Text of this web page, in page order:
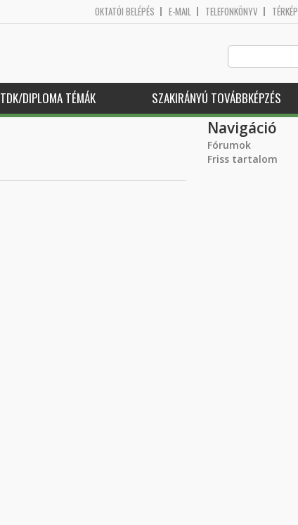
OKTATÓI BELÉPÉS E-MAIL TELEFONKÖNYV TÉRKÉP
TDK/DIPLOMA TÉMÁK SZAKIRÁNYÚ TOVÁBBKÉPZÉS
Navigáció
Fórumok
Friss tartalom